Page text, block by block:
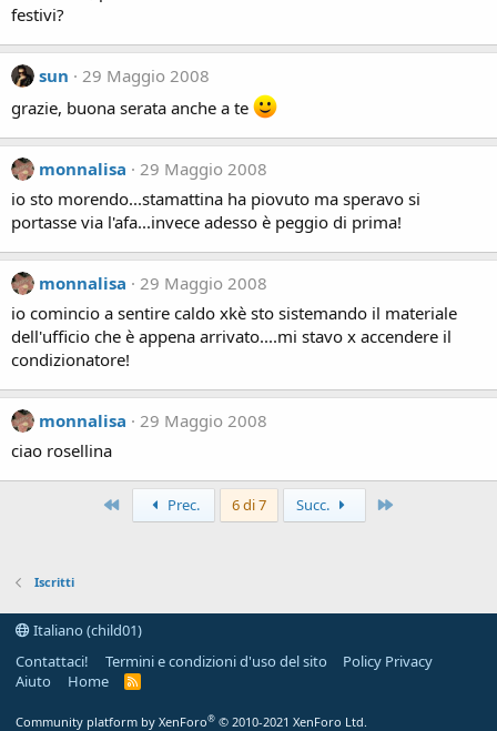
festivi?
sun
29 Maggio 2008
grazie, buona serata anche a te
monnalisa
29 Maggio 2008
io sto morendo...stamattina ha piovuto ma speravo si
portasse via l'afa...invece adesso è peggio di prima!
monnalisa
29 Maggio 2008
io comincio a sentire caldo xkè sto sistemando il materiale
dell'ufficio che è appena arrivato....mi stavo x accendere il
condizionatore!
monnalisa
29 Maggio 2008
ciao rosellina
Primo Prec. 6 di 7 Succ.
Iscritti
Italiano (child01)
Contattaci!
Termini e condizioni d'uso del sito
Policy Privacy
Aiuto
Home
R
Community platform by XenForo® © 2010-2021 XenForo Ltd.